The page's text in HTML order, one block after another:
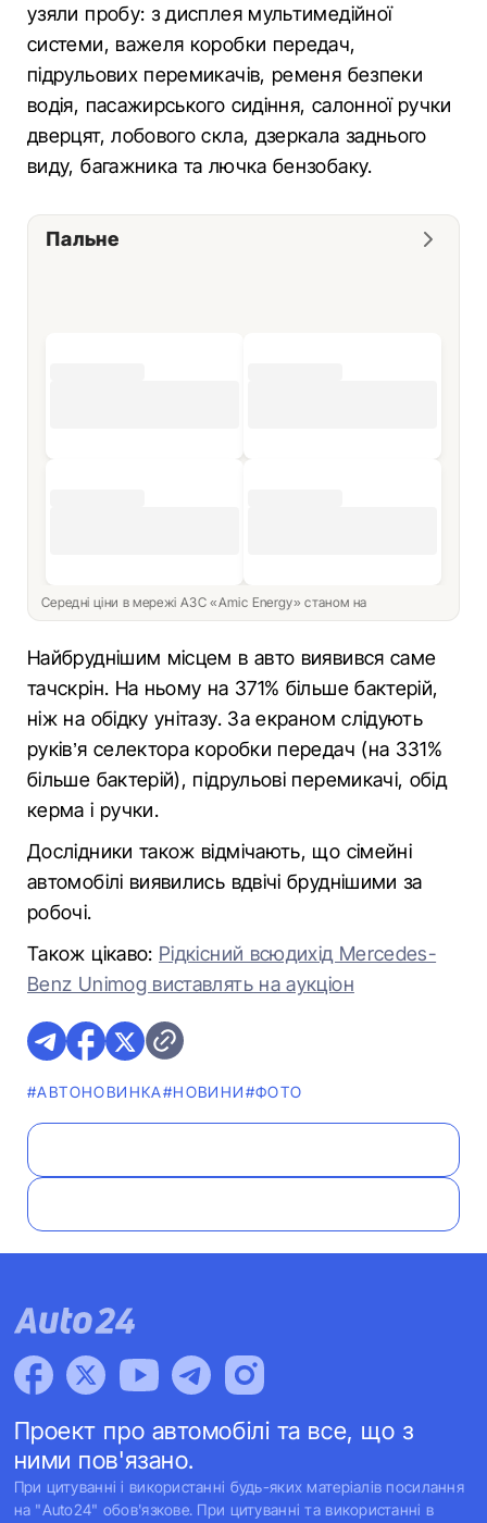
узяли пробу: з дисплея мультимедійної
системи, важеля коробки передач,
підрульових перемикачів, ременя безпеки
водія, пасажирського сидіння, салонної ручки
дверцят, лобового скла, дзеркала заднього
виду, багажника та лючка бензобаку.
Пальне
Середні ціни в мережі АЗС «Amic Energy» станом на
Найбруднішим місцем в авто виявився саме
тачскрін. На ньому на 371% більше бактерій,
ніж на обідку унітазу. За екраном слідують
руків’я селектора коробки передач (на 331%
більше бактерій), підрульові перемикачі, обід
керма і ручки.
Дослідники також відмічають, що сімейні
автомобілі виявились вдвічі бруднішими за
робочі.
Також цікаво: Рідкісний всюдихід Mercedes-
Benz Unimog виставлять на аукціон
#АВТОНОВИНКА#НОВИНИ#ФОТО
Проект про автомобілі та все, що з
ними пов'язано.
При цитуванні і використанні будь-яких матеріалів посилання
на "Auto24" обов'язкове. При цитуванні та використанні в